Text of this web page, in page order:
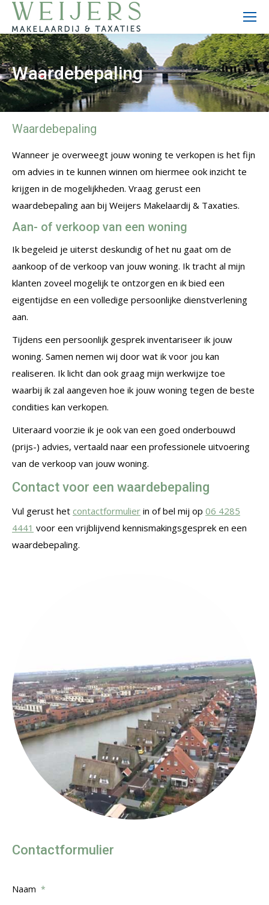
Waardebepaling
Waardebepaling
Wanneer je overweegt jouw woning te verkopen is het fijn
om advies in te kunnen winnen om hiermee ook inzicht te
krijgen in de mogelijkheden. Vraag gerust een
waardebepaling aan bij Weijers Makelaardij & Taxaties.
Aan- of verkoop van een woning
Ik begeleid je uiterst deskundig of het nu gaat om de
aankoop of de verkoop van jouw woning. Ik tracht al mijn
klanten zoveel mogelijk te ontzorgen en ik bied een
eigentijdse en een volledige persoonlijke dienstverlening
aan.
Tijdens een persoonlijk gesprek inventariseer ik jouw
woning. Samen nemen wij door wat ik voor jou kan
realiseren. Ik licht dan ook graag mijn werkwijze toe
waarbij ik zal aangeven hoe ik jouw woning tegen de beste
condities kan verkopen.
Uiteraard voorzie ik je ook van een goed onderbouwd
(prijs-) advies, vertaald naar een professionele uitvoering
van de verkoop van jouw woning.
Contact voor een waardebepaling
Vul gerust het contactformulier in of bel mij op 06 4285
4441 voor een vrijblijvend kennismakingsgesprek en een
waardebepaling.
Contactformulier
Naam *